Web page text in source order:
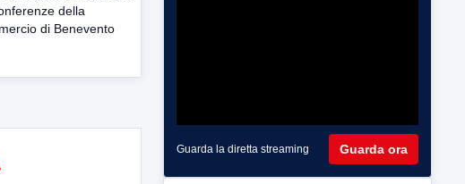
della
di Benevento
Guarda la diretta streaming Guarda ora